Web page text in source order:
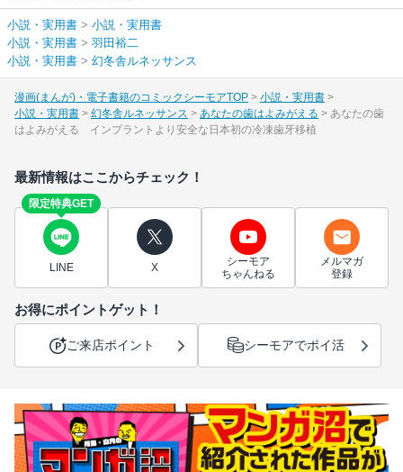
小説・実用書 > 小説・実用書
小説・実用書 > 羽田裕二
小説・実用書 > 幻冬舎ルネッサンス
漫画(まんが)・電子書籍のコミックシーモアTOP
小説・実用書
小説・実用書
幻冬舎ルネッサンス あなたの歯はよみがえる
あなたの歯
はよみがえる インプラントより安全な日本初の冷凍歯牙移植
最新情報はここからチェック！
限定特典GET
LINE X
シーモア
ちゃんねる
メルマガ
登録
お得にポイントゲット！
ご来店ポイント シーモアでポイ活